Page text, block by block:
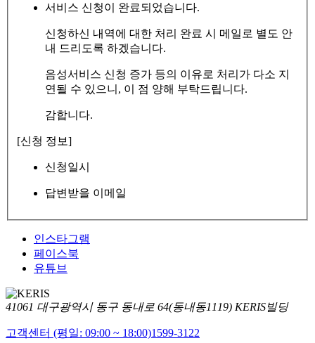
서비스 신청이 완료되었습니다.
신청하신 내역에 대한 처리 완료 시 메일로 별도 안
내 드리도록 하겠습니다.
음성서비스 신청 증가 등의 이유로 처리가 다소 지
연될 수 있으니, 이 점 양해 부탁드립니다.
감합니다.
[신청 정보]
신청일시
답변받을 이메일
인스타그램
페이스북
유튜브
41061 대구광역시 동구 동내로 64(동내동1119) KERIS빌딩
고객센터 (평일: 09:00 ~ 18:00)1599-3122